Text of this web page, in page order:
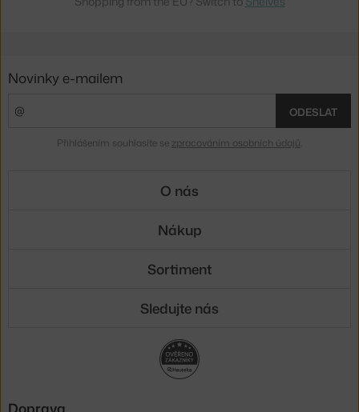
Novinky e-mailem
ODESLAT
Přihlášením souhlasíte se zpracováním osobních údajů
O nás
Nákup
Sortiment
Sledujte nás
Doprava